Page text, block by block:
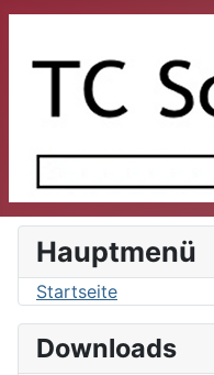
Hauptmenü
Startseite
Downloads